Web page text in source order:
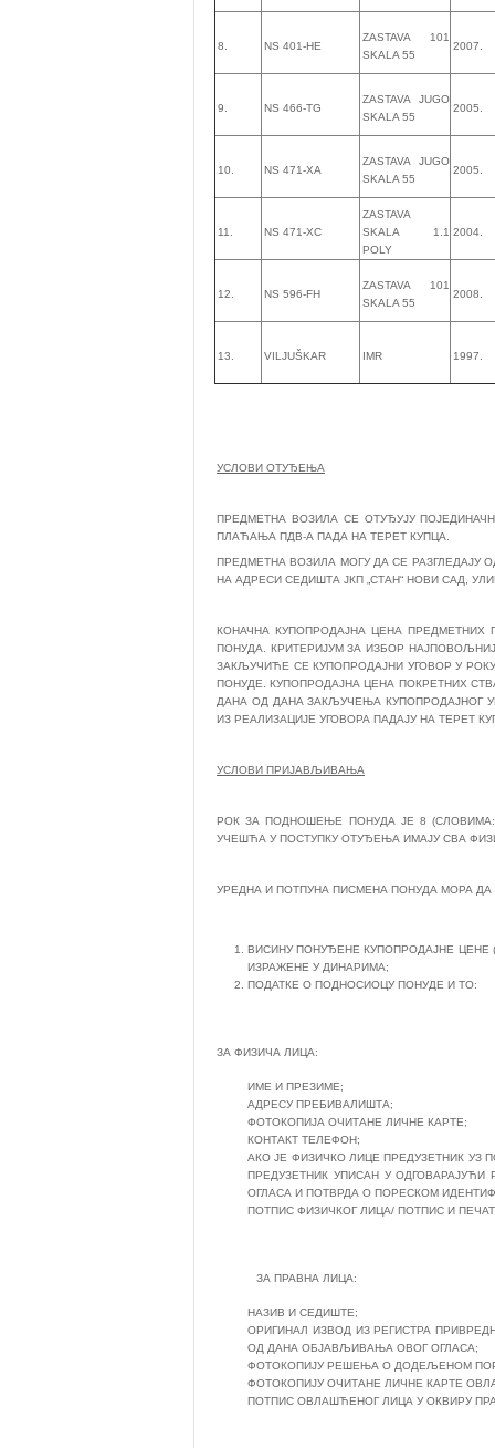
8. NS 401-HE
ZASTAVA 101
SKALA 55
2007.
9. NS 466-TG
ZASTAVA JUGO
SKALA 55
2005.
10. NS 471-XA
ZASTAVA JUGO
SKALA 55
2005.
11. NS 471-XC
ZASTAVA
SKALA 1.1
POLY
2004.
12. NS 596-FH
ZASTAVA 101
SKALA 55
2008.
13. VILJUŠKAR IMR 1997.
УСЛОВИ ОТУЂЕЊА
ПРЕДМЕТНА ВОЗИЛА СЕ ОТУЂУЈУ
ПЛАЋАЊА ПДВ-А ПАДА НА ТЕРЕТ КУПЦА.
ПРЕДМЕТНА ВОЗИЛА МОГУ ДА СЕ РАЗГЛЕДАЈУ
НА АДРЕСИ СЕДИШТА ЈКП „СТАН“ НОВИ САД,
КОНАЧНА КУПОПРОДАЈНА ЦЕНА
ПОНУДА. КРИТЕРИЈУМ ЗА ИЗБОР
ЗАКЉУЧИЋЕ СЕ КУПОПРОДАЈНИ УГОВОР У
ПОНУДЕ. КУПОПРОДАЈНА ЦЕНА ПОКРЕТНИХ
ДАНА ОД ДАНА ЗАКЉУЧЕЊА КУПОПРОДАЈНОГ
ИЗ РЕАЛИЗАЦИЈЕ УГОВОРА ПАДАЈУ НА ТЕРЕТ
УСЛОВИ ПРИЈАВЉИВАЊА
РОК ЗА ПОДНОШЕЊЕ ПОНУДА ЈЕ 8
УЧЕШЋА У ПОСТУПКУ ОТУЂЕЊА ИМАЈУ СВА
УРЕДНА И ПОТПУНА ПИСМЕНА ПОНУДА МОРА
ВИСИНУ ПОНУЂЕНЕ КУПОПРОДАЈНЕ
ИЗРАЖЕНЕ У ДИНАРИМА;
ПОДАТКЕ О ПОДНОСИОЦУ ПОНУДЕ И ТО:
ЗА ФИЗИЧА ЛИЦА:
ИМЕ И ПРЕЗИМЕ;
АДРЕСУ ПРЕБИВАЛИШТА;
ФОТОКОПИЈА ОЧИТАНЕ ЛИЧНЕ КАРТЕ;
КОНТАКТ ТЕЛЕФОН;
АКО ЈЕ ФИЗИЧКО ЛИЦЕ ПРЕДУЗЕТНИК УЗ
ПРЕДУЗЕТНИК УПИСАН У
ОГЛАСА И ПОТВРДА О ПОРЕСКОМ
ПОТПИС ФИЗИЧКОГ ЛИЦА/ ПОТПИС И
ЗА ПРАВНА ЛИЦА:
НАЗИВ И СЕДИШТЕ;
ОРИГИНАЛ ИЗВОД ИЗ РЕГИСТРА
ОД ДАНА ОБЈАВЉИВАЊА ОВОГ ОГЛАСА;
ФОТОКОПИЈУ РЕШЕЊА О ДОДЕЉЕНОМ
ФОТОКОПИЈУ ОЧИТАНЕ ЛИЧНЕ КАРТЕ
ПОТПИС ОВЛАШЋЕНОГ ЛИЦА У ОКВИРУ